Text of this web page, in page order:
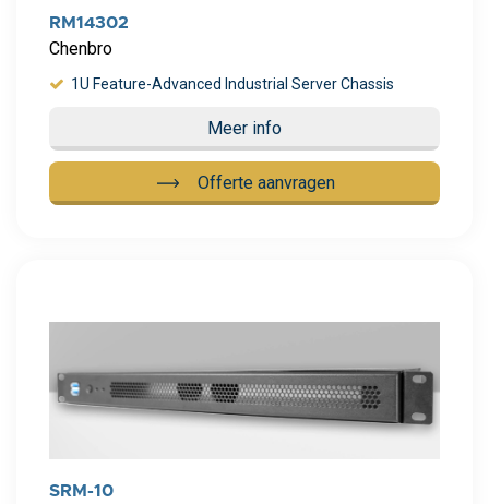
RM14302
Chenbro
1U Feature-Advanced Industrial Server Chassis
Meer info
Offerte aanvragen
SRM-10